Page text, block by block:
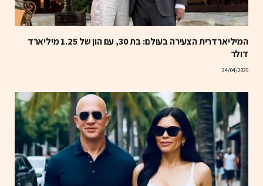
המיליארדרית הצעירה בעולם: בת 30, עם הון של 1.25 מיליארד
דולר
24/04/2025